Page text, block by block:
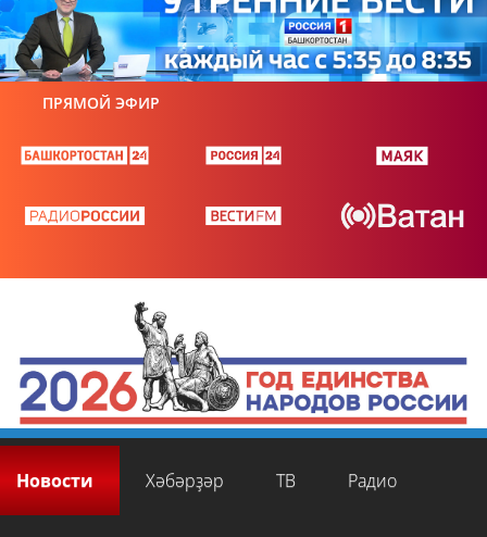
ПРЯМОЙ ЭФИР
Новости Хәбәрҙәр ТВ Радио